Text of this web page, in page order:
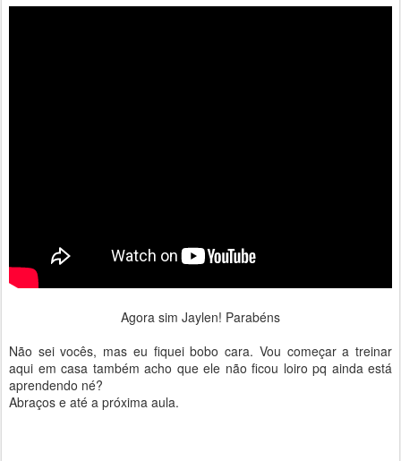
Agora sim Jaylen! Parabéns
Não sei vocês, mas eu fiquei bobo cara. Vou começar a treinar
aqui em casa também acho que ele não ficou loiro pq ainda está
aprendendo né?
Abraços e até a próxima aula.